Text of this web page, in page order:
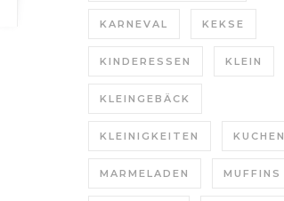
KARNEVAL KEKSE
KINDERESSEN KLEIN
KLEINGEBÄCK
KLEINIGKEITEN KUCHEN
MARMELADEN MUFFINS